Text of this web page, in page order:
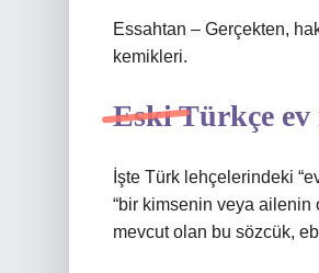
Essahtan – Gerçekten,
kemikleri.
Eski Türkçe ev
İşte Türk lehçelerindeki
“bir kimsenin veya ailenin
mevcut olan bu sözcük,